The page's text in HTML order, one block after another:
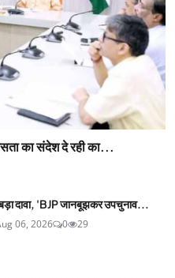
का संदेश दे रही का...
दावा, 'BJP जानबूझकर उपचुनाव...
06, 2026 0 29